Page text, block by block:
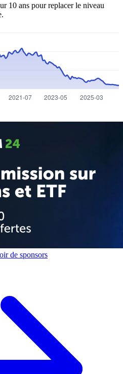
10 ans pour replacer le niveau
de sponsors